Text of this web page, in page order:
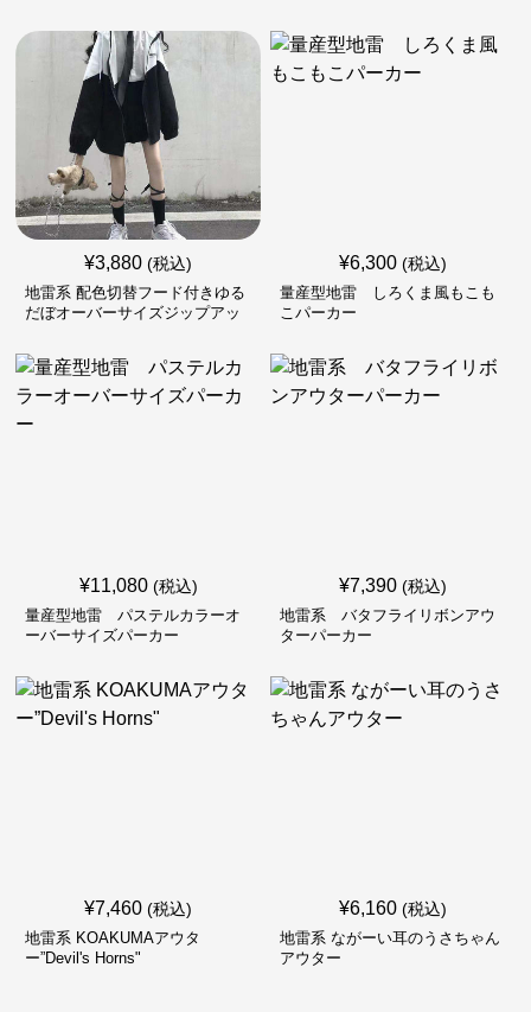
¥3,880 (税込)
地雷系 配色切替フード付きゆる
だぼオーバーサイズジップアッ
¥6,300 (税込)
量産型地雷 しろくま風もこも
こパーカー
¥11,080 (税込)
量産型地雷 パステルカラーオ
ーバーサイズパーカー
¥7,390 (税込)
地雷系 バタフライリボンアウ
ターパーカー
¥7,460 (税込)
地雷系 KOAKUMAアウタ
ー”Devil's Horns"
¥6,160 (税込)
地雷系 ながーい耳のうさちゃん
アウター